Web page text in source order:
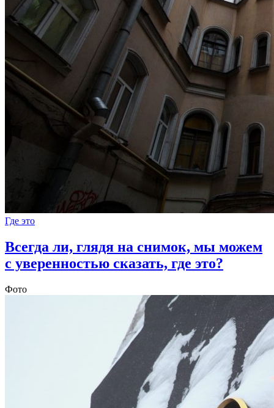
Где это
Всегда ли, глядя на снимок, мы можем
с уверенностью сказать, где это?
Фото